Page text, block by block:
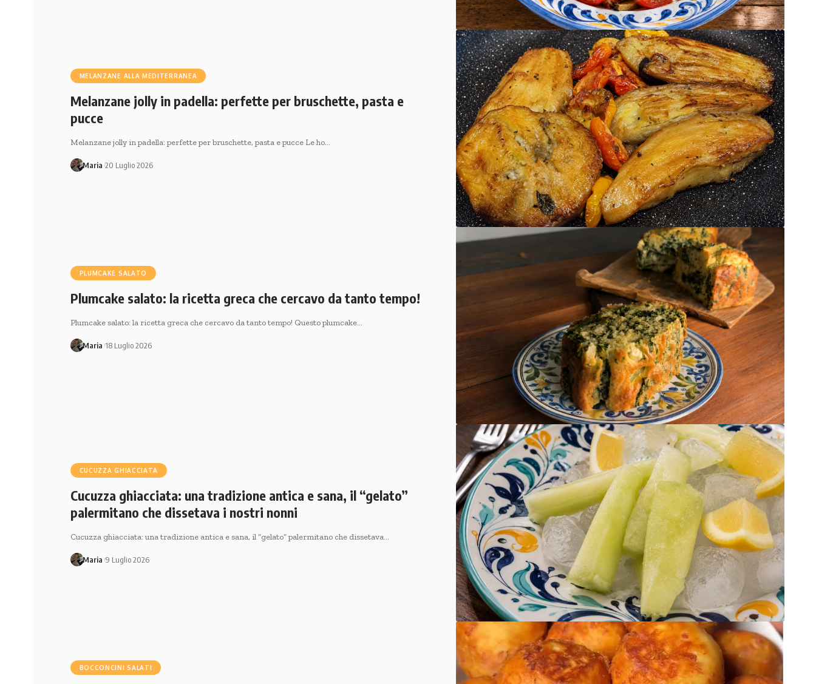
MELANZANE ALLA MEDITERRANEA
Melanzane jolly in padella: perfette per bruschette, pasta e
pucce
Melanzane jolly in padella: perfette per bruschette, pasta e pucce Le ho…
Maria 20 Luglio 2026
PLUMCAKE SALATO
Plumcake salato: la ricetta greca che cercavo da tanto tempo!
Plumcake salato: la ricetta greca che cercavo da tanto tempo! Questo plumcake…
Maria 18 Luglio 2026
CUCUZZA GHIACCIATA
Cucuzza ghiacciata: una tradizione antica e sana, il “gelato”
palermitano che dissetava i nostri nonni
Cucuzza ghiacciata: una tradizione antica e sana, il “gelato” palermitano che dissetava…
Maria 9 Luglio 2026
BOCCONCINI SALATI